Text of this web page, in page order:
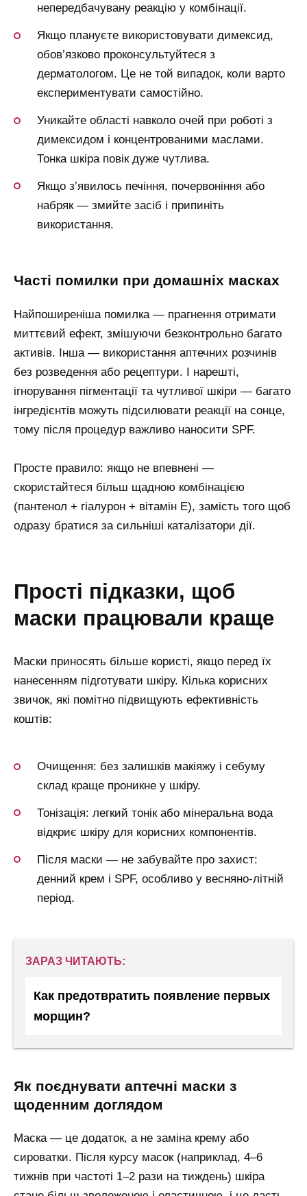
непередбачувану реакцію у комбінації.
Якщо плануєте використовувати димексид,
обов’язково проконсультуйтеся з
дерматологом. Це не той випадок, коли варто
експериментувати самостійно.
Уникайте області навколо очей при роботі з
димексидом і концентрованими маслами.
Тонка шкіра повік дуже чутлива.
Якщо з’явилось печіння, почервоніння або
набряк — змийте засіб і припиніть
використання.
часті помилки при домашніх масках
Найпоширеніша помилка — прагнення отримати
миттєвий ефект, змішуючи безконтрольно багато
активів. Інша — використання аптечних розчинів
без розведення або рецептури. І нарешті,
ігнорування пігментації та чутливої шкіри — багато
інгредієнтів можуть підсилювати реакції на сонце,
тому після процедур важливо наносити SPF.
Просте правило: якщо не впевнені —
скористайтеся більш щадною комбінацією
(пантенол + гіалурон + вітамін Е), замість того щоб
одразу братися за сильніші каталізатори дії.
прості підказки, щоб
маски працювали краще
Маски приносять більше користі, якщо перед їх
нанесенням підготувати шкіру. Кілька корисних
звичок, які помітно підвищують ефективність
коштів:
Очищення: без залишків макіяжу і себуму
склад краще проникне у шкіру.
Тонізація: легкий тонік або мінеральна вода
відкриє шкіру для корисних компонентів.
Після маски — не забувайте про захист:
денний крем і SPF, особливо у весняно-літній
період.
ЗАРАЗ ЧИТАЮТЬ:
Как предотвратить появление первых
морщин?
як поєднувати аптечні маски з
щоденним доглядом
Маска — це додаток, а не заміна крему або
сироватки. Після курсу масок (наприклад, 4–6
тижнів при частоті 1–2 рази на тиждень) шкіра